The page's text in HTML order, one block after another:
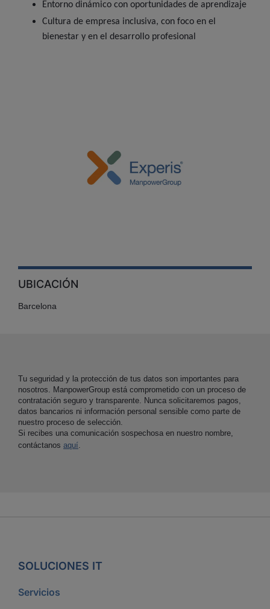
Entorno dinámico con oportunidades de aprendizaje
Cultura de empresa inclusiva, con foco en el
bienestar y en el desarrollo profesional
UBICACIÓN
Barcelona
Tu seguridad y la protección de tus datos son importantes para
nosotros. ManpowerGroup está comprometido con un proceso de
contratación seguro y transparente. Nunca solicitaremos pagos,
datos bancarios ni información personal sensible como parte de
nuestro proceso de selección.
Si recibes una comunicación sospechosa en nuestro nombre,
contáctanos aquí.
SOLUCIONES IT
Servicios